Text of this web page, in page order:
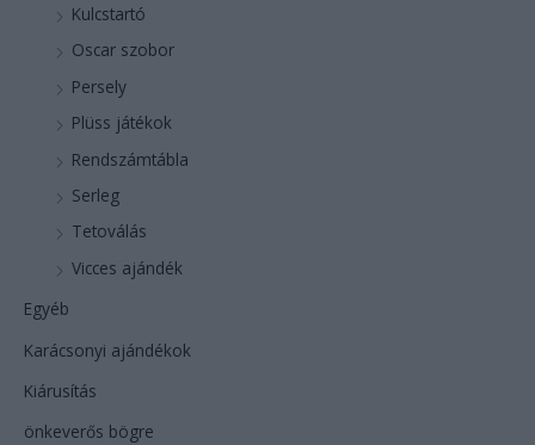
Kulcstartó
Oscar szobor
Persely
Plüss játékok
Rendszámtábla
Serleg
Tetoválás
Vicces ajándék
Egyéb
Karácsonyi ajándékok
Kiárusítás
önkeverős bögre